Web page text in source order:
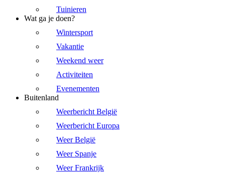
Tuinieren
Wat ga je doen?
Wintersport
Vakantie
Weekend weer
Activiteiten
Evenementen
Buitenland
Weerbericht België
Weerbericht Europa
Weer België
Weer Spanje
Weer Frankrijk